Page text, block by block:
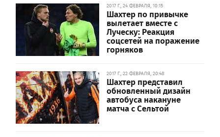
2017 Г., 24 ФЕВРАЛЯ, 10:15
Шахтер по привычке
вылетает вместе с
Луческу: Реакция
соцсетей на поражение
горняков
2017 Г., 22 ФЕВРАЛЯ, 20:48
Шахтер представил
обновленный дизайн
автобуса накануне
матча с Сельтой